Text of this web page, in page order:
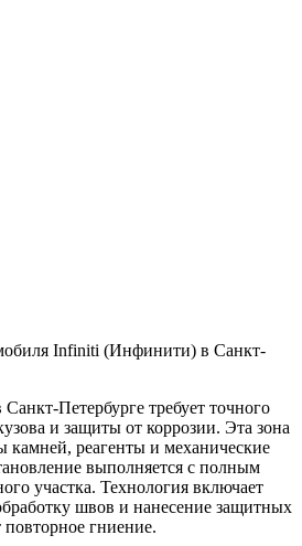
Петербурге требует точного
и защиты от коррозии. Эта зона
камней, реагенты и механические
выполняется с полным
участка. Технология включает
швов и нанесение защитных
повторное гниение.